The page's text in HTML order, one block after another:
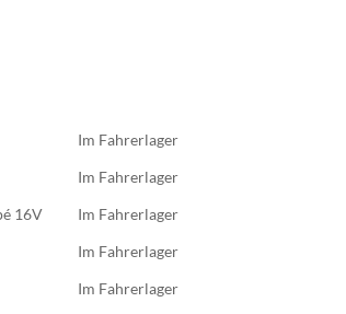
Im Fahrerlager
Im Fahrerlager
16V
Im Fahrerlager
Im Fahrerlager
Im Fahrerlager